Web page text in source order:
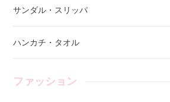
サンダル・スリッパ
ハンカチ・タオル
ファッション